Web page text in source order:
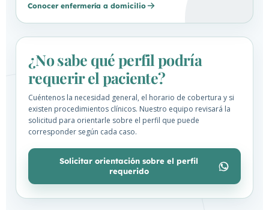
Conocer enfermería a domicilio
¿No sabe qué perfil podría
requerir el paciente?
Cuéntenos la necesidad general, el horario de cobertura y si
existen procedimientos clínicos. Nuestro equipo revisará la
solicitud para orientarle sobre el perfil que puede
corresponder según cada caso.
Solicitar orientación sobre el perfil
requerido